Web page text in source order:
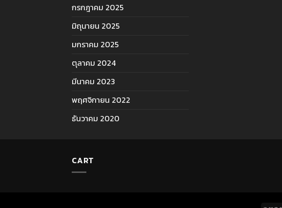
กรกฎาคม 2025
มิถุนายน 2025
มกราคม 2025
ตุลาคม 2024
มีนาคม 2023
พฤศจิกายน 2022
ธันวาคม 2020
CART